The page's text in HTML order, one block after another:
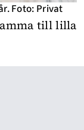
Foto: Privat
till lilla